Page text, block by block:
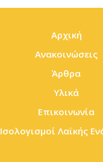
Αρχική
Ανακοινώσεις
Άρθρα
Υλικά
Επικοινωνία
Ισολογισμοί Λαϊκής